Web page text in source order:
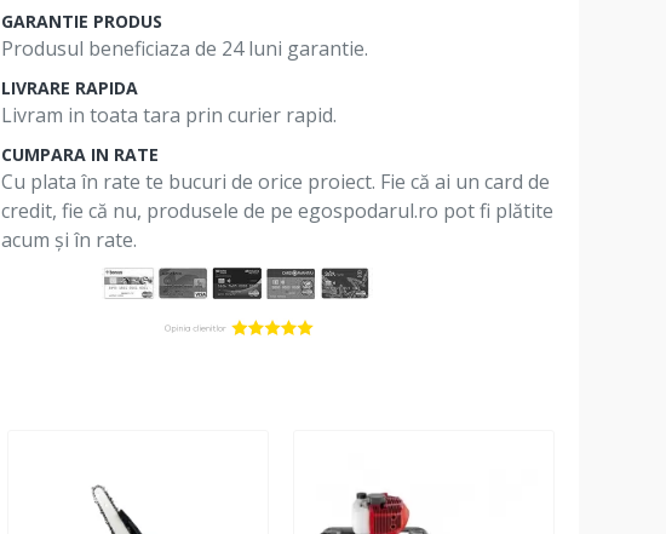
GARANTIE PRODUS
Produsul beneficiaza de 24 luni garantie.
LIVRARE RAPIDA
Livram in toata tara prin curier rapid.
CUMPARA IN RATE
Cu plata în rate te bucuri de orice proiect. Fie că ai un card de
credit, fie că nu, produsele de pe egospodarul.ro pot fi plătite
acum și în rate.